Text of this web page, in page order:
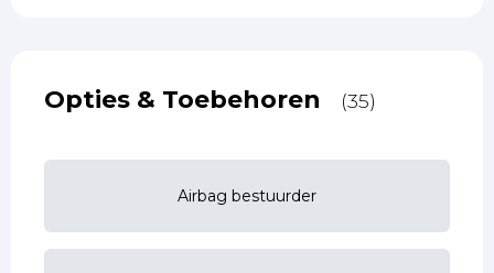
Opties & Toebehoren (35)
Airbag bestuurder